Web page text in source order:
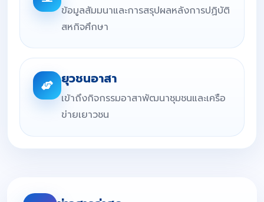
ข้อมูลสัมมนาและการสรุปผลหลังการปฏิบัติ
สหกิจศึกษา
ยุวชนอาสา
เข้าถึงกิจกรรมอาสาพัฒนาชุมชนและเครือ
ข่ายเยาวชน